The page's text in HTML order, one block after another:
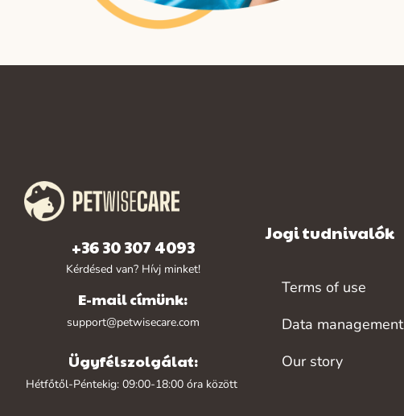
+36 30 307 4093
Kérdésed van? Hívj minket!
E-mail címünk:
support@petwisecare.com
Ügyfélszolgálat:
Hétfőtől-Péntekig: 09:00-18:00 óra között
Jogi tudnivalók
Terms of use
Data management
Our story